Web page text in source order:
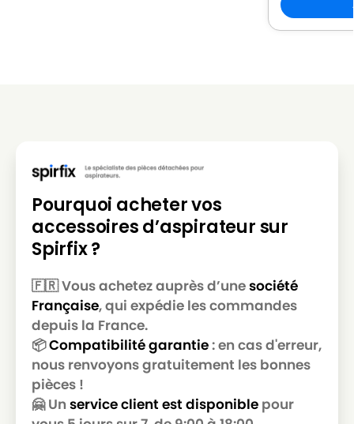
GOBLIN
GOBLIN MULTISYSTEM 2000
GOBLIN
GOBLIN MULTISYSTEM 22
GOBLIN
GOBLIN OMEGA 100
GOBLIN
GOBLIN
GOBLIN PRO 2000
GOBLIN
GOBLIN PRO 70
GOBLIN
GOBLIN SAFARI
GOBLIN
GOBLIN
GOBLIN SUPER 22
Pourquoi acheter vos
accessoires d’aspirateur sur
Spirfix ?
🇫🇷 Vous achetez auprès d’unesociété
Française, qui expédie les commandes
depuis la France.
📦Compatibilité garantie: en cas d'erreur,
nous renvoyons gratuitement les bonnes
pièces !
🤗 Un service client est disponible pour